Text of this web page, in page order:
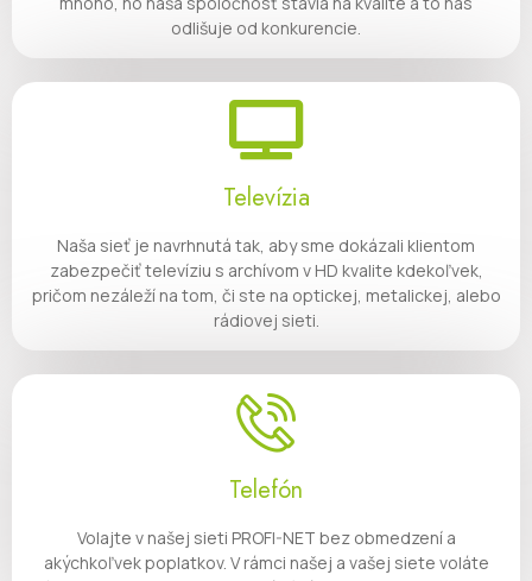
odlišuje od konkurencie.
Televízia
Naša sieť je navrhnutá tak, aby sme dokázali klientom
zabezpečiť televíziu s archívom v HD kvalite kdekoľvek,
pričom nezáleží na tom, či ste na optickej, metalickej, alebo
rádiovej sieti.
Telefón
Volajte v našej sieti PROFI-NET bez obmedzení a
akýchkoľvek poplatkov. V rámci našej a vašej siete voláte